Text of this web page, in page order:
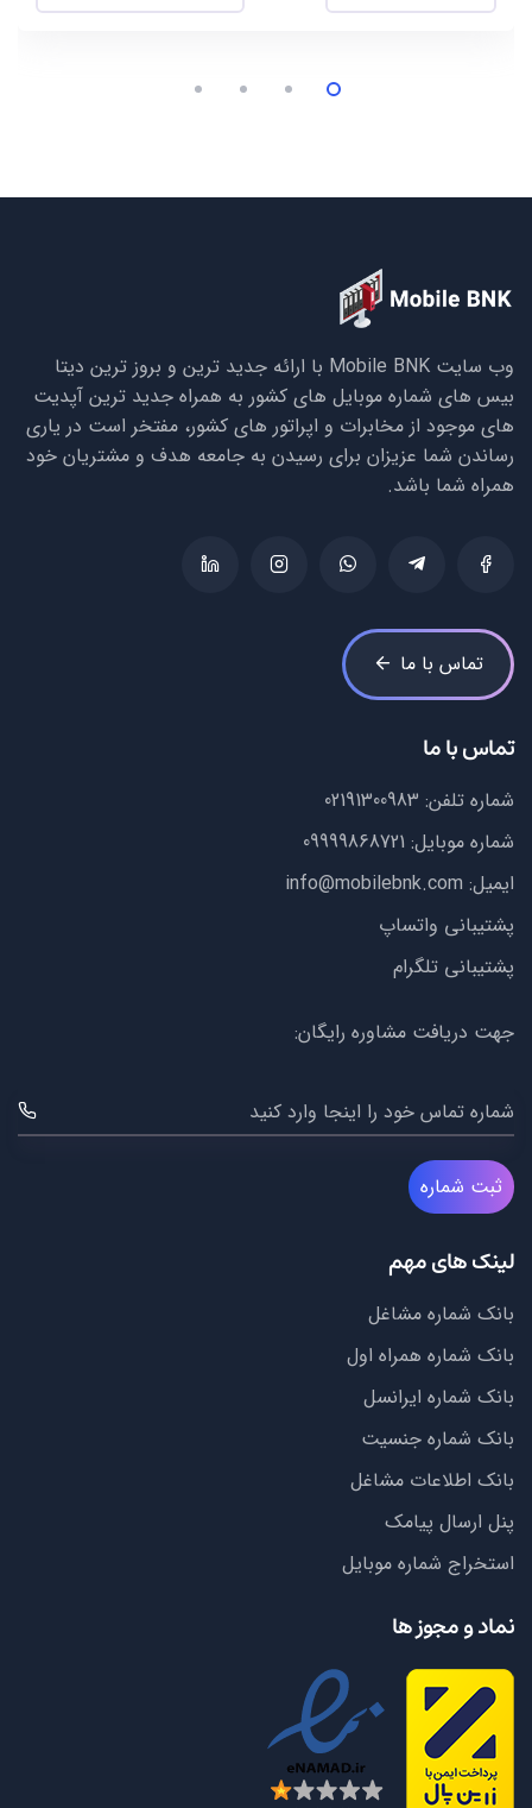
وب سایت Mobile BNK با ارائه جدید ترین و بروز ترین دیتا
بیس های شماره موبایل های کشور به همراه جدید ترین آپدیت
های موجود از مخابرات و اپراتور های کشور، مفتخر است در یاری
رساندن شما عزیزان برای رسیدن به جامعه هدف و مشتریان خود
همراه شما باشد.
تماس با ما
تماس با ما
شماره تلفن: 02191300983
شماره موبایل: 09999868721
ایمیل: info@mobilebnk.com
پشتیبانی واتساپ
پشتیبانی تلگرام
جهت دریافت مشاوره رایگان:
شماره تماس خود را اینجا وارد کنید
ثبت شماره
لینک های مهم
بانک شماره مشاغل
بانک شماره همراه اول
بانک شماره ایرانسل
بانک شماره جنسیت
بانک اطلاعات مشاغل
پنل ارسال پیامک
استخراج شماره موبایل
نماد و مجوز ها